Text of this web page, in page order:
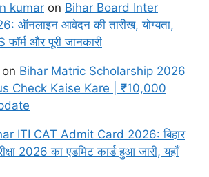
kumar on Bihar Board Inter
ऑनलाइन आवेदन की तारीख, योग्यता,
और पूरी जानकारी
on Bihar Matric Scholarship 2026
Check Kaise Kare | ₹10,000
ITI CAT Admit Card 2026: बिहार
2026 का एडमिट कार्ड हुआ जारी, यहाँ